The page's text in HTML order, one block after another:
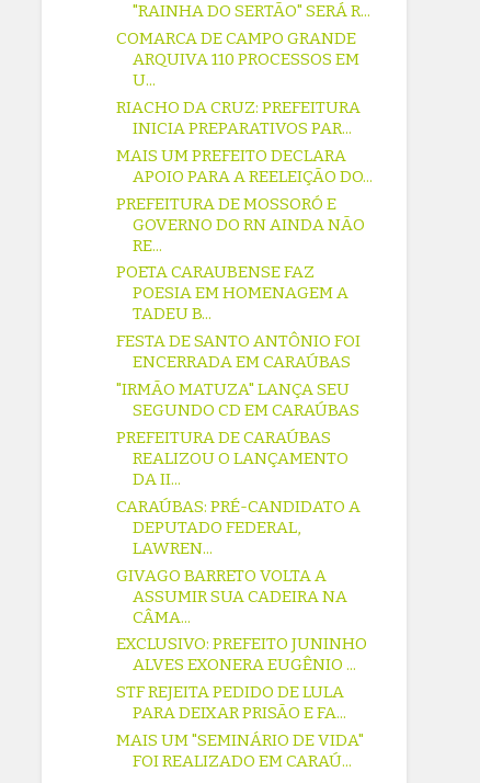
"RAINHA DO SERTÃO" SERÁ R...
COMARCA DE CAMPO GRANDE
ARQUIVA 110 PROCESSOS EM
U...
RIACHO DA CRUZ: PREFEITURA
INICIA PREPARATIVOS PAR...
MAIS UM PREFEITO DECLARA
APOIO PARA A REELEIÇÃO DO...
PREFEITURA DE MOSSORÓ E
GOVERNO DO RN AINDA NÃO
RE...
POETA CARAUBENSE FAZ
POESIA EM HOMENAGEM A
TADEU B...
FESTA DE SANTO ANTÔNIO FOI
ENCERRADA EM CARAÚBAS
"IRMÃO MATUZA" LANÇA SEU
SEGUNDO CD EM CARAÚBAS
PREFEITURA DE CARAÚBAS
REALIZOU O LANÇAMENTO
DA II...
CARAÚBAS: PRÉ-CANDIDATO A
DEPUTADO FEDERAL,
LAWREN...
GIVAGO BARRETO VOLTA A
ASSUMIR SUA CADEIRA NA
CÂMA...
EXCLUSIVO: PREFEITO JUNINHO
ALVES EXONERA EUGÊNIO ...
STF REJEITA PEDIDO DE LULA
PARA DEIXAR PRISÃO E FA...
MAIS UM "SEMINÁRIO DE VIDA"
FOI REALIZADO EM CARAÚ...